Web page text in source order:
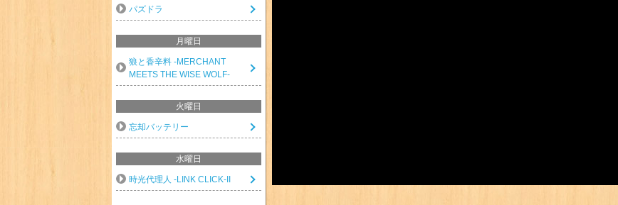
パズドラ
月曜日
狼と香辛料 -MERCHANT
MEETS THE WISE WOLF-
火曜日
忘却バッテリー
水曜日
時光代理人 -LINK CLICK-II